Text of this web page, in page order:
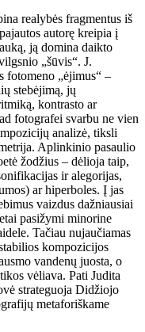
realybės fragmentus iš
autorę kreipia į
ją domina daikto
„šūvis“. J.
fotomeno „ėjimus“ –
stebėjimą, jų
kontrasto ar
fotografei svarbu ne vien
analizė, tiksli
Aplinkinio pasaulio
žodžius – dėlioja taip,
ir alegorijas,
ar hiperboles. Į jas
vaizdus dažniausiai
pasižymi minorine
Tačiau nujaučiamas
kompozicijos
vandenų juosta, o
vėliava. Pati Judita
strateguoja Didžiojo
metaforiškame